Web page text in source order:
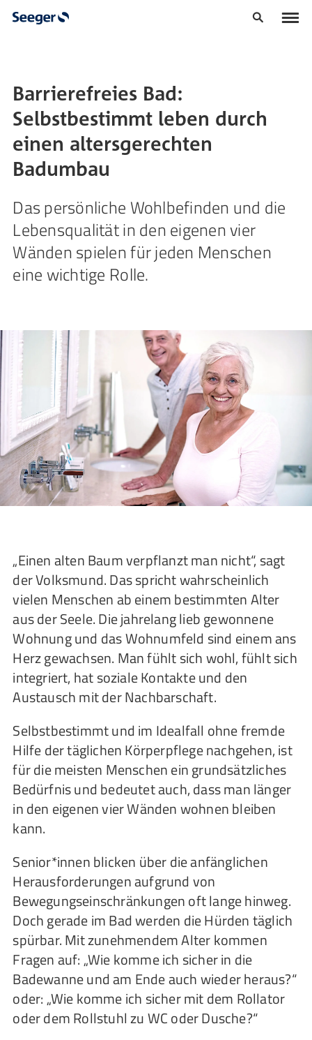
Barrierefreies Bad:
Selbstbestimmt leben durch
einen altersgerechten
Badumbau
Das persönliche Wohlbefinden und die
Lebensqualität in den eigenen vier
Wänden spielen für jeden Menschen
eine wichtige Rolle.
„Einen alten Baum verpflanzt man nicht“, sagt
der Volksmund. Das spricht wahrscheinlich
vielen Menschen ab einem bestimmten Alter
aus der Seele. Die jahrelang lieb gewonnene
Wohnung und das Wohnumfeld sind einem ans
Herz gewachsen. Man fühlt sich wohl, fühlt sich
integriert, hat soziale Kontakte und den
Austausch mit der Nachbarschaft.
Selbstbestimmt und im Idealfall ohne fremde
Hilfe der täglichen Körperpflege nachgehen, ist
für die meisten Menschen ein grundsätzliches
Bedürfnis und bedeutet auch, dass man länger
in den eigenen vier Wänden wohnen bleiben
kann.
Senior*innen blicken über die anfänglichen
Herausforderungen aufgrund von
Bewegungseinschränkungen oft lange hinweg.
Doch gerade im Bad werden die Hürden täglich
spürbar. Mit zunehmendem Alter kommen
Fragen auf: „Wie komme ich sicher in die
Badewanne und am Ende auch wieder heraus?“
oder: „Wie komme ich sicher mit dem Rollator
oder dem Rollstuhl zu WC oder Dusche?“